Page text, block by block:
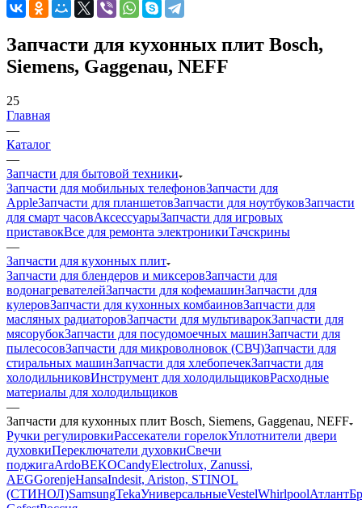
Запчасти для кухонных плит Bosch,
Siemens, Gaggenau, NEFF
25
—
Каталог
Запчасти для бытовой техники
AppleЗапчасти для планшетовЗапчасти для ноутбуков
для смарт часовАксессуарыЗапчасти для игровых
приставокВсе для ремонта электроники Тачскрины
—
Запчасти для кухонных плит
Запчасти для блендеров и миксеров
Запчасти для
водонагревателейЗапчасти для кофемашин
кулеровЗапчасти для кухонных комбаиновЗапчасти для
масляных радиаторовЗапчасти для мультиварокЗапчасти для
мясорубокЗапчасти для посудомоечных машинЗапчасти для
пылесосовЗапчасти для микроволновок (СВЧ)Запчасти для
стиральных машинЗапчасти для хлебопечекЗапчасти для
холодильниковИнструмент для холодильщиковРасходные
материалы для холодильщиков
—
Запчасти для кухонных плит Bosch, Siemens, Gaggenau, NEFF
Ручки регулировки
Рассекатели горелок
духовкиПереключатели духовкиСвечи
поджигаArdoBEKOCandyElectrolux, Zanussi,
AEGGorenjeHansaIndesit, Ariston, STINOL
(СТИНОЛ)SamsungTekaУниверсальныеVestel
GefestРоссия
Подборки